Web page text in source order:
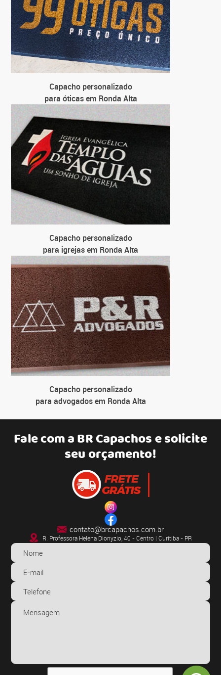
Capacho personalizado
para óticas em Ronda Alta
Capacho personalizado
para igrejas em Ronda Alta
Capacho personalizado
para advogados em Ronda Alta
Fale com aBR Capachose solicite
seu orçamento!
contato@brcapachos.com.br
R. Professora Helena Dionyzio, 40 - Centro | Curitiba - PR